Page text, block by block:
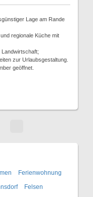
Lage am Rande
regionale Küche mit
zur Urlaubsgestaltung.
geöffnet.
Ferienwohnung
Felsen